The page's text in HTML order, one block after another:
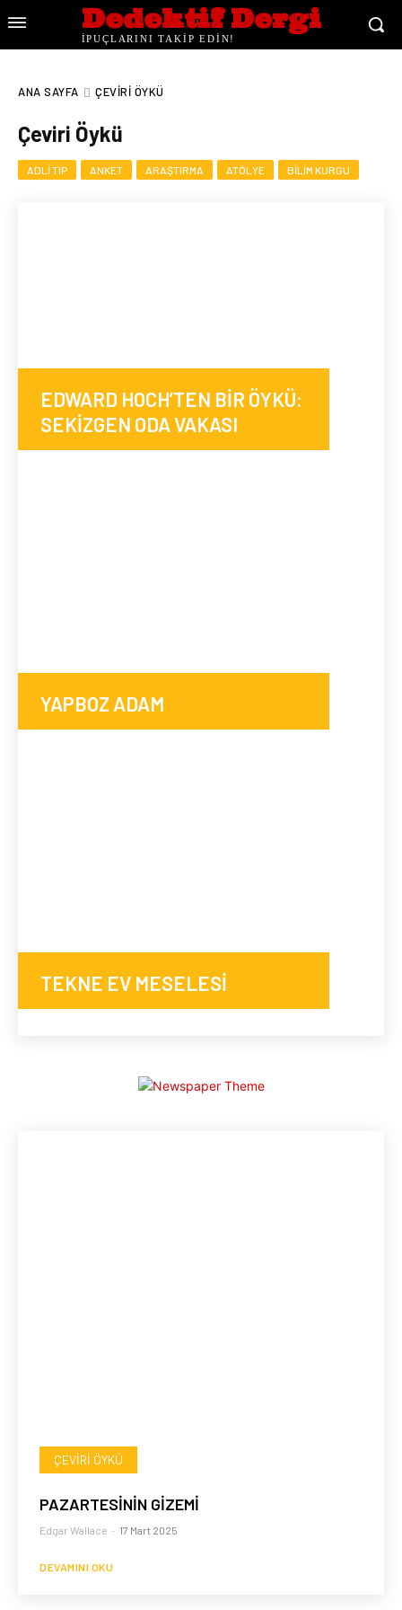
Dedektif Dergi
İPUÇLARINI TAKİP EDİN!
ANA SAYFA ÇEVIRI ÖYKÜ
Çeviri Öykü
ADLI TIP ANKET ARAŞTIRMA ATÖLYE BILIM KURGU
EDWARD HOCH’TEN BİR ÖYKÜ:
SEKİZGEN ODA VAKASI
YAPBOZ ADAM
TEKNE EV MESELESİ
ÇEVIRI ÖYKÜ
PAZARTESİNİN GİZEMİ
Edgar Wallace - 17 Mart 2025
DEVAMINI OKU